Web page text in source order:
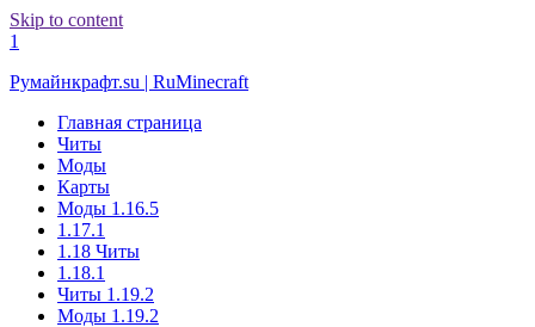
Skip to content
1
Румайнкрафт.su | RuMinecraft
Главная страница
Читы
Моды
Карты
Моды 1.16.5
1.17.1
1.18 Читы
1.18.1
Читы 1.19.2
Моды 1.19.2